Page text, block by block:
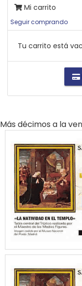
Mi carrito
Seguir comprando
Tu carrito está
Más décimos a la